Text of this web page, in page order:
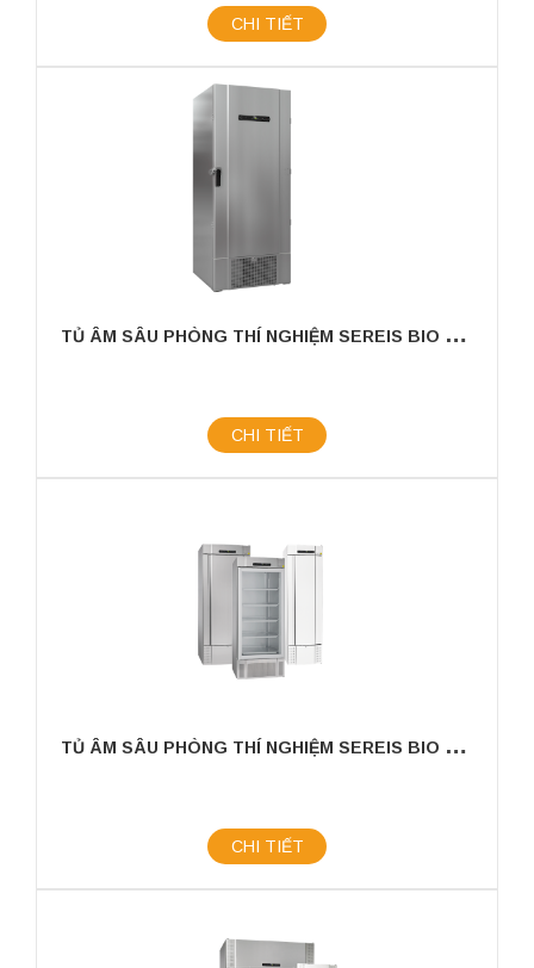
CHI TIẾT
T
Ủ ÂM SÂU PHÒNG THÍ NGHIỆM SEREIS BIO ULTRA
CHI TIẾT
T
Ủ ÂM SÂU PHÒNG THÍ NGHIỆM SEREIS BIO MIDI
CHI TIẾT